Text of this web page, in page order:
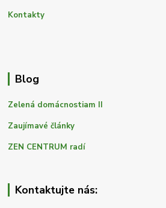
Kontakty
Blog
Zelená domácnostiam II
Zaujímavé články
ZEN CENTRUM radí
Kontaktujte nás: